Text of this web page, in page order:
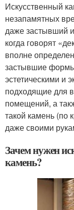
Искусственный
незапамятных
даже застывший
когда говорят
вполне
застывшие
эстетическими и
подходящие для
помещений, а
такой камень
даже своими
Зачем нужен
камень?